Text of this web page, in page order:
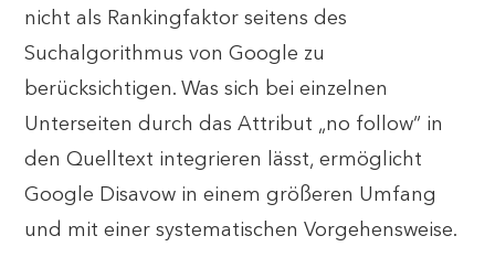
nicht als Rankingfaktor seitens des
Suchalgorithmus von Google zu
berücksichtigen. Was sich bei einzelnen
Unterseiten durch das Attribut „no follow“ in
den Quelltext integrieren lässt, ermöglicht
Google Disavow in einem größeren Umfang
und mit einer systematischen Vorgehensweise.